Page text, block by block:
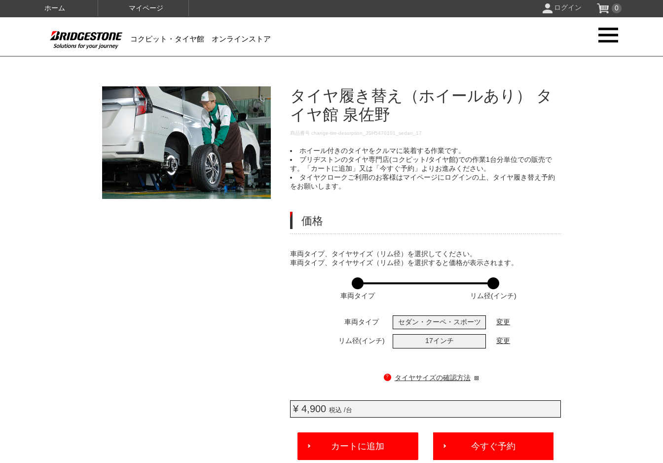
ホーム マイページ ログイン 0
コクピット・タイヤ館 オンラインストア
IMAGES
タイヤ履き替え（ホイールあり） タ
イヤ館 泉佐野
DETAILS
商品番号change-tire-desorption_JSH5470101_sedan_17
ホイール付きのタイヤをクルマに装着する作業です。
ブリヂストンのタイヤ専門店(コクピット/タイヤ館)での作業1台分単位での販売で
す。「カートに追加」又は「今すぐ予約」よりお進みください。
タイヤクロークご利用のお客様はマイページにログインの上、タイヤ履き替え予約
をお願いします。
価格
VARIATIONS
車両タイプ、タイヤサイズ（リム径）を選択してください。
車両タイプ、タイヤサイズ（リム径）を選択すると価格が表示されます。
車両タイプ リム径(インチ)
車両タイプ セダン・クーペ・スポーツ 変更
リム径(インチ) 17インチ 変更
? タイヤサイズの確認方法
¥ 4,900税込 /台
ADD
CART
カートに追加 今すぐ予約